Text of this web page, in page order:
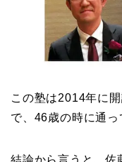
この塾は2014年に
で、46歳の時に通っ
結論から言うと、佐